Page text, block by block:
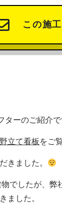
この施
ターのご紹介で
野立て看板 をご
きました。
でしたが、弊
ました。